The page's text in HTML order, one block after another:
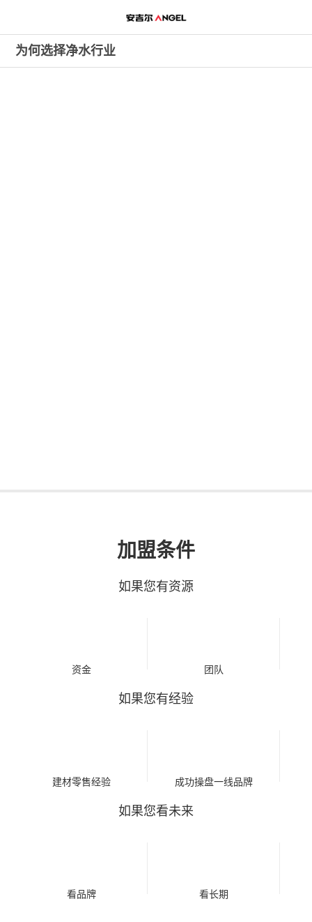
家
产品畅销全球65个国家
为何选择净水行业
加盟条件
如果您有资源
资金 团队
如果您有经验
建材零售经验 成功操盘一线品牌
如果您看未来
看品牌 看长期